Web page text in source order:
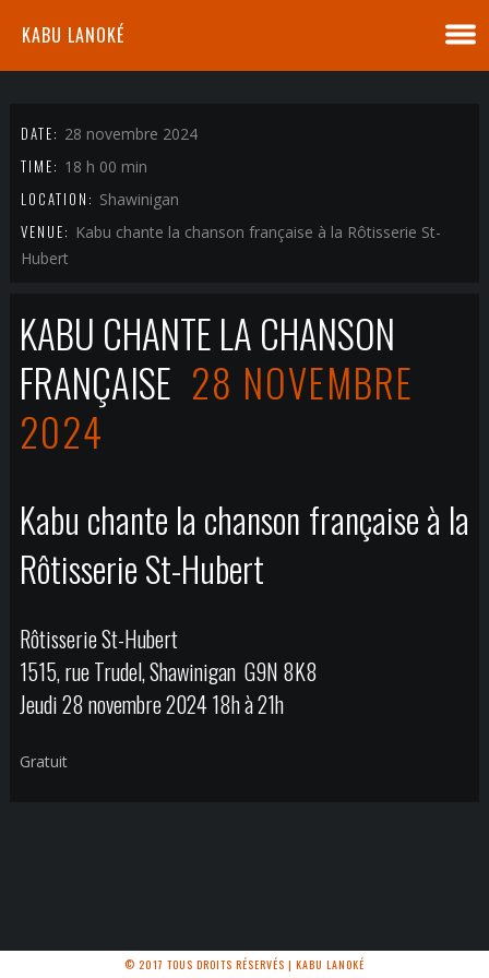
KABU LANOKÉ
DATE: 28 novembre 2024
TIME: 18 h 00 min
LOCATION: Shawinigan
VENUE: Kabu chante la chanson française à la Rôtisserie St-
Hubert
KABU CHANTE LA CHANSON
FRANÇAISE 28 NOVEMBRE
2024
Kabu chante la chanson française à la
Rôtisserie St-Hubert
Rôtisserie St-Hubert
1515, rue Trudel, Shawinigan G9N 8K8
Jeudi 28 novembre 2024 18h à 21h
Gratuit
© 2017 TOUS DROITS RÉSERVÉS | KABU LANOKÉ